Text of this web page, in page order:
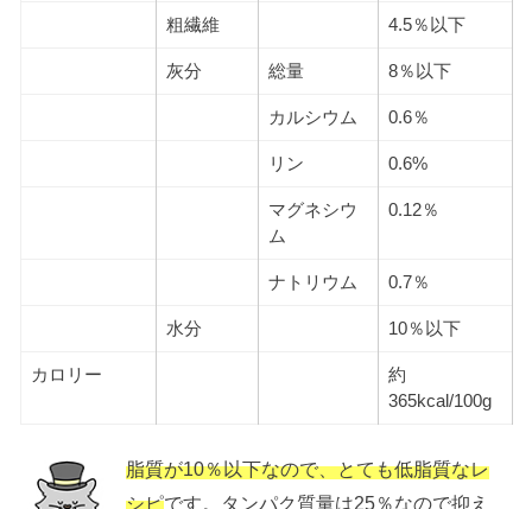
粗繊維 4.5％以下
灰分 総量 8％以下
カルシウム 0.6％
リン 0.6%
マグネシウ
ム
0.12％
ナトリウム 0.7％
水分 10％以下
カロリー
約
365kcal/100g
脂質が10％以下なので、とても低脂質なレ
シピです。タンパク質量は25％なので抑え